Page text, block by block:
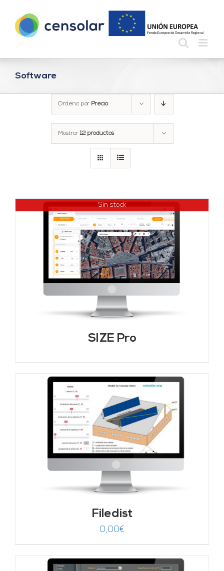
contenido
Software
Ordena por Precio
Mostrar12 productos
Sin stock
SIZE Pro
Filedist
0,00€